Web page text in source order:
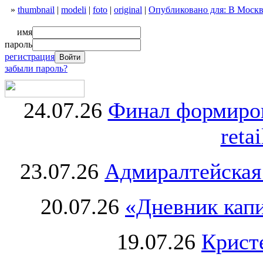
» thumbnail | modeli | foto | original | Опубликовано для: В
имя
пароль
регистрация
забыли пароль?
24.07.26 Финал
23.07.26
20.07.26 «Дневник
19.07.26